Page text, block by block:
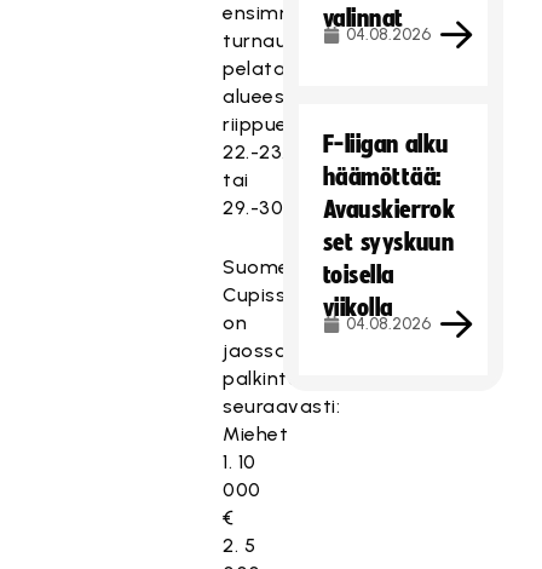
ensimmäiset
turnauskierrokset
pelataan
alueesta
riippuen
22.-23.8.
tai
29.-30.8.
Suomen
Cupissa
on
jaossa
palkintorahoja
seuraavasti:
Miehet
1. 10
000
€
2. 5
valinnat
04.08.2026
F-liigan alku
häämöttää:
Avauskierrok
set syyskuun
toisella
viikolla
04.08.2026